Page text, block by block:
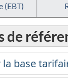
(EBT)
de